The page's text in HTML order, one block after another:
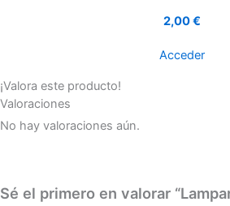
2,00 €
Acceder
¡Valora este producto!
Valoraciones
No hay valoraciones aún.
Sé el primero en valorar